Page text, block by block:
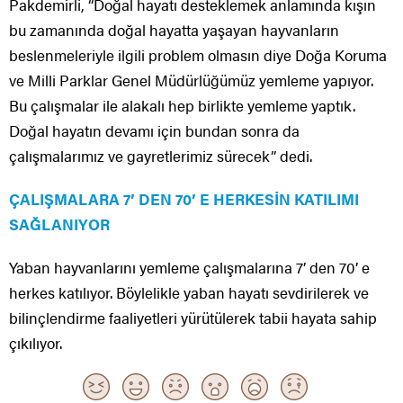
bu zamanında doğal hayatta yaşayan hayvanların
beslenmeleriyle ilgili problem olmasın diye Doğa Koruma
ve Milli Parklar Genel Müdürlüğümüz yemleme yapıyor.
Bu çalışmalar ile alakalı hep birlikte yemleme yaptık.
Doğal hayatın devamı için bundan sonra da
çalışmalarımız ve gayretlerimiz sürecek” dedi.
ÇALIŞMALARA 7’ DEN 70’ E HERKESİN KATILIMI
SAĞLANIYOR
Yaban hayvanlarını yemleme çalışmalarına 7’ den 70’ e
herkes katılıyor. Böylelikle yaban hayatı sevdirilerek ve
bilinçlendirme faaliyetleri yürütülerek tabii hayata sahip
çıkılıyor.